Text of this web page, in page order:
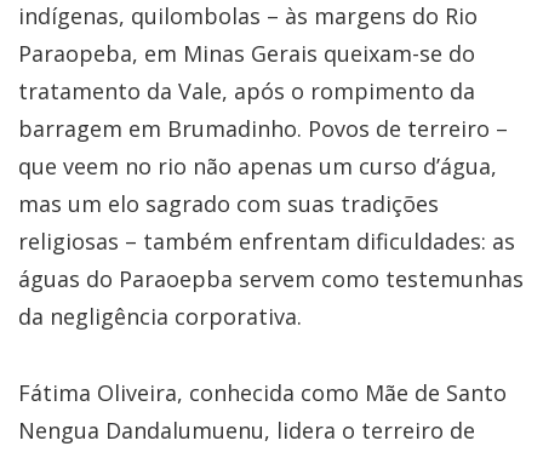
indígenas, quilombolas – às margens do Rio
Paraopeba, em Minas Gerais queixam-se do
tratamento da Vale, após o rompimento da
barragem em Brumadinho. Povos de terreiro –
que veem no rio não apenas um curso d’água,
mas um elo sagrado com suas tradições
religiosas – também enfrentam dificuldades: as
águas do Paraoepba servem como testemunhas
da negligência corporativa.
Fátima Oliveira, conhecida como Mãe de Santo
Nengua Dandalumuenu, lidera o terreiro de